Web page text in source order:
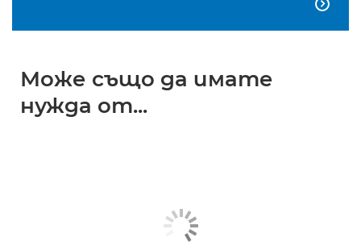

Може също да имате
нужда от...